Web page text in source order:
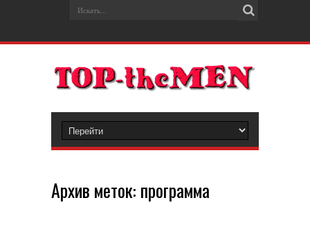
Архив меток: программа